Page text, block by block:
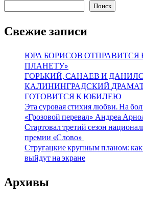
Поиск
Свежие записи
ЮРА БОРИСОВ ОТПРАВИТСЯ
ПЛАНЕТУ»
ГОРЬКИЙ, САНАЕВ И
КАЛИНИНГРАДСКИЙ
ГОТОВИТСЯ К ЮБИЛЕЮ
Эта суровая стихия любви. На
«Грозовой перевал» Андреа
Стартовал третий сезон
премии «Слово»
Стругацкие крупным планом:
выйдут на экране
Архивы